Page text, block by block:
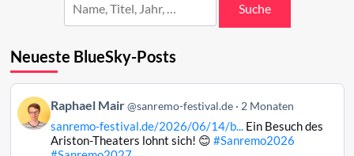
Suche
Neueste BlueSky-Posts
Beitrag
von
Raphael
Raphael Mair @sanremo-festival.de 2 Monaten
sanremo-festival.de/2026/06/14/b...Ein Besuch des
Ariston-Theaters lohnt sich! 😊 #Sanremo2026